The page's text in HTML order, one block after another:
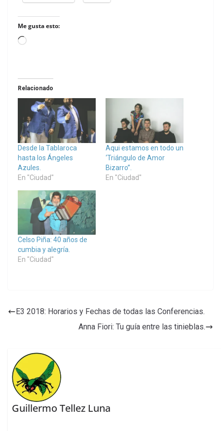
Me gusta esto:
Loading…
Relacionado
Desde la Tablaroca
hasta los Ángeles
Azules.
En "Ciudad"
Aqui estamos en todo un
‘Triángulo de Amor
Bizarro”.
En "Ciudad"
Celso Piña: 40 años de
cumbia y alegría.
En "Ciudad"
E3 2018: Horarios y Fechas de todas las Conferencias.
Anna Fiori: Tu guía entre las tinieblas.
Guillermo Tellez Luna